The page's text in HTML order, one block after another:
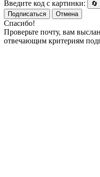
Введите код с картинки:
🔄
Подписаться
Отмена
Спасибо!
Проверьте почту, вам
отвечающим критериям